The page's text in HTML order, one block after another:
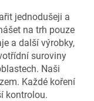
jednodušeji a
na trh pouze
a další výrobky,
suroviny
Naši
Každé koření
kontrolou.